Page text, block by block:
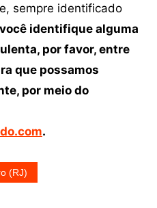
sempre identificado
identifique alguma
por favor, entre
que possamos
por meio do
.
(RJ)